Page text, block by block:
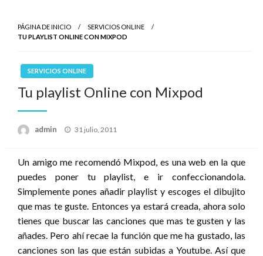
PÁGINA DE INICIO
SERVICIOS ONLINE
TU PLAYLIST ONLINE CON MIXPOD
SERVICIOS ONLINE
Tu playlist Online con Mixpod
admin
Publicado
31 julio, 2011
Un amigo me recomendó Mixpod, es una web en la que
puedes poner tu playlist, e ir confeccionandola.
Simplemente pones añadir playlist y escoges el dibujito
que mas te guste. Entonces ya estará creada, ahora solo
tienes que buscar las canciones que mas te gusten y las
añades. Pero ahí recae la función que me ha gustado, las
canciones son las que están subidas a Youtube. Así que